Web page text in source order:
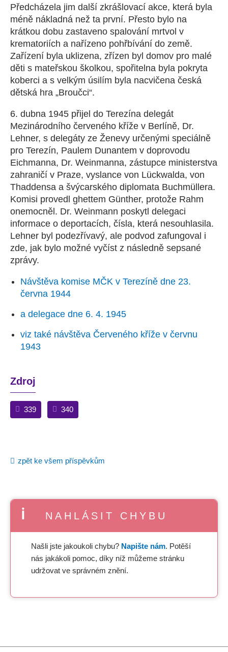
Předcházela jim další zkrášlovací akce, která byla
méně nákladná než ta první. Přesto bylo na
krátkou dobu zastaveno spalování mrtvol v
krematoriích a nařízeno pohřbívání do země.
Zařízení byla uklizena, zřízen byl domov pro malé
děti s mateřskou školkou, spořitelna byla pokryta
koberci a s velkým úsilím byla nacvičena česká
dětská hra „Broučci“.
6. dubna 1945 přijel do Terezína delegát
Mezinárodního červeného kříže v Berlíně, Dr.
Lehner, s delegáty ze Ženevy určenými speciálně
pro Terezín, Paulem Dunantem v doprovodu
Eichmanna, Dr. Weinmanna, zástupce ministerstva
zahraničí v Praze, vyslance von Lückwalda, von
Thaddensa a švýcarského diplomata Buchmüllera.
Komisi provedl ghettem Günther, protože Rahm
onemocněl. Dr. Weinmann poskytl delegaci
informace o deportacích, čísla, která nesouhlasila.
Lehner byl podezřívavý, ale podvod zafungoval i
zde, jak bylo možné vyčíst z následně sepsané
zprávy.
Návštěva komise MČK v Terezíně dne 23.
června 1944
a delegace dne 6. 4. 1945
viz také návštěva Červeného kříže v červnu
1943
Zdroj
339 340
zpět ke všem příspěvkům
NAHLÁSIT CHYBU
Našli jste jakoukoli chybu? Napište nám. Potěší
nás jakákoli pomoc, díky níž můžeme stránku
udržovat ve správném znění.